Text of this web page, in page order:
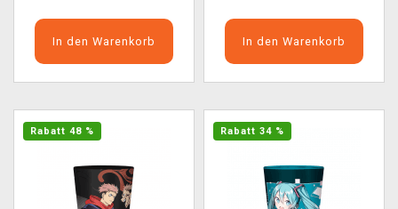
In den Warenkorb In den Warenkorb
Rabatt 48 % Rabatt 34 %